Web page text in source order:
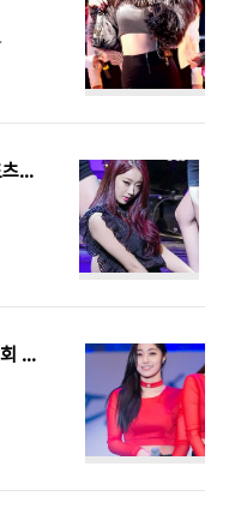
[CAM] 140902 전국 장애학생 e스포츠대회 - 나인뮤지스(경리) by PIERCE
[CAM] 140411 완도국제해조류박람회 개막식 - 나인뮤지스(가로) by PIERCE